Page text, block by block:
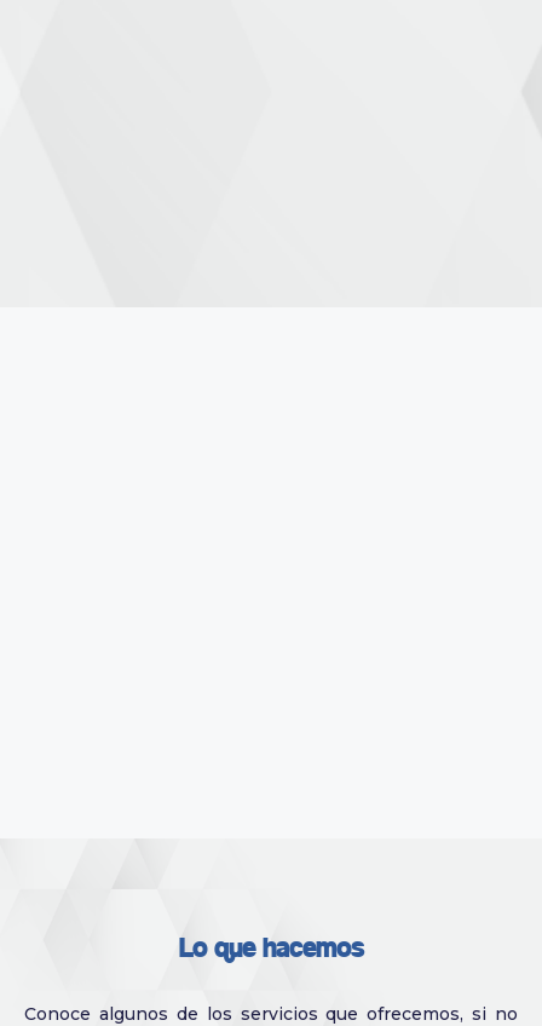
Lo que hacemos
Conoce algunos de los servicios que ofrecemos, si no